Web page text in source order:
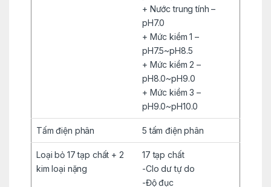
+ Nước trung tính –
pH7.0
+ Mức kiềm 1 –
pH7.5~pH8.5
+ Mức kiềm 2 –
pH8.0~pH9.0
+ Mức kiềm 3 –
pH9.0~pH10.0
Tấm điện phân 5 tấm điện phân
Loại bỏ 17 tạp chất + 2
kim loại nặng
17 tạp chất
-Clo dư tự do
-Độ đục